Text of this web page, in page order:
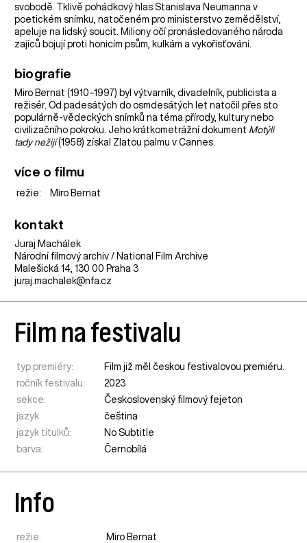
svobodě. Tklivě pohádkový hlas Stanislava Neumanna v
poetickém snímku, natočeném pro ministerstvo zemědělství,
apeluje na lidský soucit. Miliony očí pronásledovaného národa
zajíců bojují proti honicím psům, kulkám a vykořisťování.
biografie
Miro Bernat (1910–1997) byl výtvarník, divadelník, publicista a
režisér. Od padesátých do osmdesátých let natočil přes sto
populárně-vědeckých snímků na téma přírody, kultury nebo
civilizačního pokroku. Jeho krátkometrážní dokument Motýli
tady nežijí(1958) získal Zlatou palmu v Cannes.
více o filmu
režie: Miro Bernat
kontakt
Juraj Machálek
Národní filmový archiv / National Film Archive
Malešická 14, 130 00 Praha 3
juraj.machalek@nfa.cz
Film na festivalu
typ premiéry:
Film již měl českou festivalovou premiéru.
ročník festivalu:
2023
sekce:
Československý filmový fejeton
jazyk:
čeština
jazyk titulků:
No Subtitle
barva:
Černobílá
Info
režie:
Miro Bernat